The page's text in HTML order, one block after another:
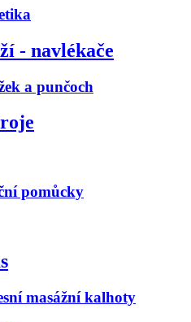
- navlékače
a punčoch
pomůcky
masážní kalhoty